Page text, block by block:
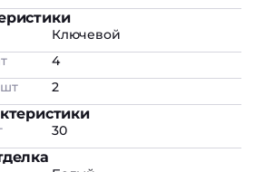
Ключевой
4
2
30